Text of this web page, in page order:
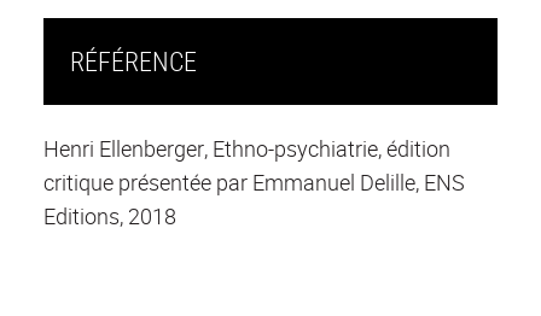
RÉFÉRENCE
Henri Ellenberger, Ethno-psychiatrie, édition
critique présentée par Emmanuel Delille, ENS
Editions, 2018